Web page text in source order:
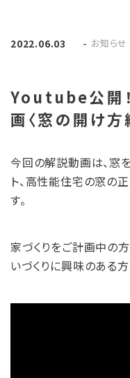
2022.06.03 - お知らせ
Youtube公開
画〈窓の開け方
今回の解説動画は、窓
ト、高性能住宅の窓の
す。
家づくりをご計画中の
いづくりに興味のある